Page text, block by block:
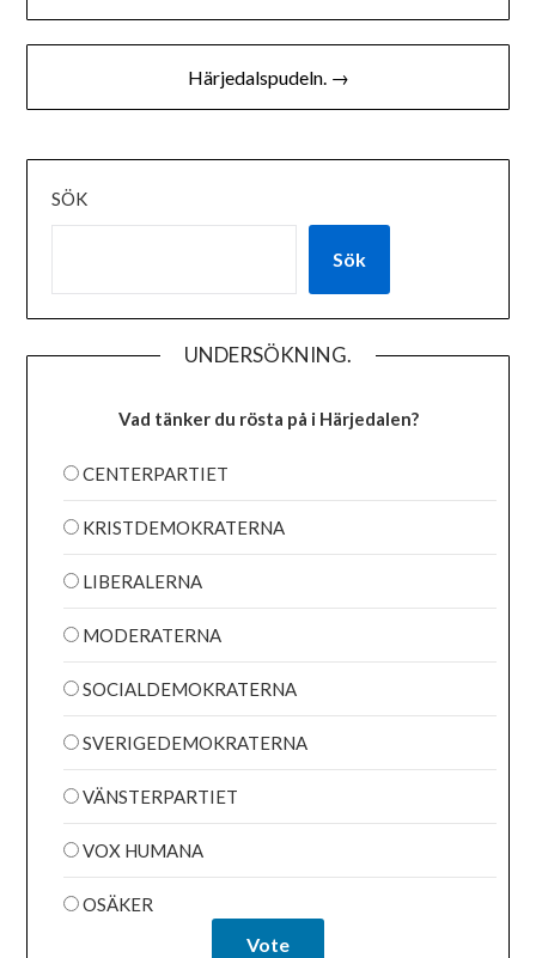
Härjedalspudeln. →
SÖK
Sök
UNDERSÖKNING.
Vad tänker du rösta på i Härjedalen?
CENTERPARTIET
KRISTDEMOKRATERNA
LIBERALERNA
MODERATERNA
SOCIALDEMOKRATERNA
SVERIGEDEMOKRATERNA
VÄNSTERPARTIET
VOX HUMANA
OSÄKER